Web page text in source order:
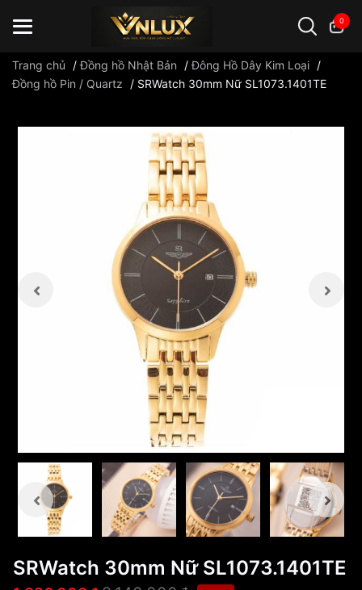
0
Trang chủ /Đồng hồ Nhật Bản /Đông Hồ Dây Kim Loại /
Đồng hồ Pin / Quartz
/ SRWatch 30mm Nữ SL1073.1401TE
SRWatch 30mm Nữ SL1073.1401TE